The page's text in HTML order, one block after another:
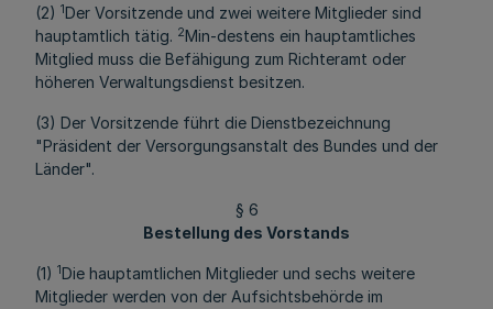
(2) 1Der Vorsitzende und zwei weitere Mitglieder sind
hauptamtlich tätig. 2Min-destens ein hauptamtliches
Mitglied muss die Befähigung zum Richteramt oder
höheren Verwaltungsdienst besitzen.
(3) Der Vorsitzende führt die Dienstbezeichnung
"Präsident der Versorgungsanstalt des Bundes und der
Länder".
§ 6
Bestellung des Vorstands
(1) 1Die hauptamtlichen Mitglieder und sechs weitere
Mitglieder werden von der Aufsichtsbehörde im